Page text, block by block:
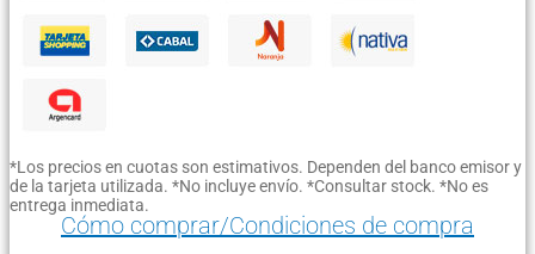
*Los precios en cuotas son estimativos. Dependen del banco emisor y
de la tarjeta utilizada. *No incluye envío. *Consultar stock. *No es
entrega inmediata.
Cómo comprar/Condiciones de compra